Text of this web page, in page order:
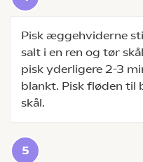
Pisk æggehviderne
salt i en ren og tør
pisk yderligere 2-3
blankt. Pisk fløden til
skål.